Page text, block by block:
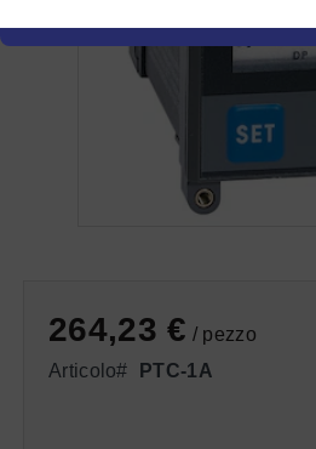
264,23 € / pezzo
Articolo#
PTC-1A